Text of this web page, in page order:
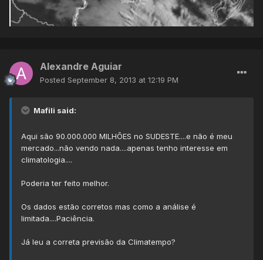
Alexandre Aguiar
Posted September 8, 2013 at 12:19 PM
Mafili said:
Aqui são 90.000.000 MILHÕES no SUDESTE....e não é meu
mercado...não vendo nada....apenas tenho interesse em
climatologia....
Poderia ter feito melhor.
Os dados estão corretos mas como a análise é
limitada....Paciência.
Já leu a correta previsão da Climatempo?